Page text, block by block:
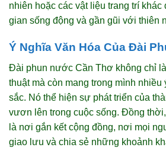
nhiên hoặc các vật liệu trang trí khác
gian sống động và gần gũi với thiên
Ý Nghĩa Văn Hóa Của Đài
Đài phun nước Cần Thơ không chỉ
thuật mà còn mang trong mình nhiều
sắc. Nó thể hiện sự phát triển của
vươn lên trong cuộc sống. Đồng
là nơi gắn kết cộng đồng, nơi mọi
giao lưu và chia sẻ những khoảnh